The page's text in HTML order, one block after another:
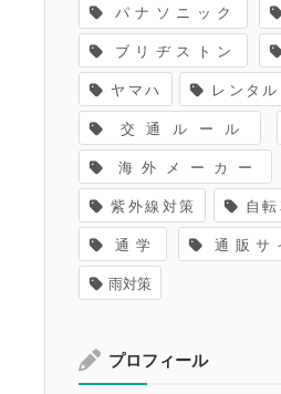
パナソニック
ブリヂストン
ヤマハ
レンタル
交通ルール
海外メーカー
紫外線対策
自
通学
通販サ
雨対策
プロフィール